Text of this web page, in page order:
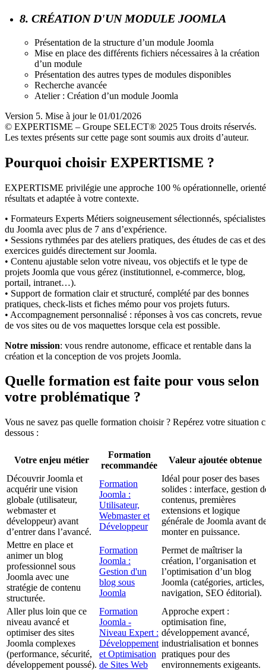
8. CRÉATION D'UN MODULE JOOMLA
Présentation de la structure d’un module Joomla
Mise en place des différents fichiers nécessaires à la création
d’un module
Présentation des autres types de modules disponibles
Recherche avancée
Atelier : Création d’un module Joomla
Version 5. Mise à jour le 01/01/2026
© EXPERTISME – Groupe SELECT® 2025 Tous droits réservés.
Les textes présents sur cette page sont soumis aux droits d’auteur.
Pourquoi choisir EXPERTISME ?
EXPERTISME privilégie une approche 100 % opérationnelle,
résultats et adaptée à votre contexte.
• Formateurs Experts Métiers soigneusement sélectionnés, spécialistes
du Joomla avec plus de 7 ans d’expérience.
• Sessions rythmées par des ateliers pratiques, des études de cas et des
exercices guidés directement sur Joomla.
• Contenu ajustable selon votre niveau, vos objectifs et le type de
projets Joomla que vous gérez (institutionnel, e-commerce, blog,
portail, intranet…).
• Support de formation clair et structuré, complété par des bonnes
pratiques, check-lists et fiches mémo pour vos projets futurs.
• Accompagnement personnalisé : réponses à vos cas concrets, revue
de vos sites ou de vos maquettes lorsque cela est possible.
Notre mission: vous rendre autonome, efficace et rentable dans la
création et la conception de vos projets Joomla.
Quelle formation est faite pour vous selon
votre problématique ?
Vous ne savez pas quelle formation choisir ? Repérez votre situation
dessous :
Votre enjeu métier
Formation
recommandée
Valeur ajoutée obtenue
Découvrir Joomla et
acquérir une vision
globale (utilisateur,
webmaster et
développeur) avant
d’entrer dans l’avancé.
Formation
Joomla :
Utilisateur,
Webmaster et
Développeur
Idéal pour poser des bases
solides : interface, gestion
contenus, premières
extensions et logique
générale de Joomla avant
monter en puissance.
Mettre en place et
animer un blog
professionnel sous
Joomla avec une
stratégie de contenu
structurée.
Formation
Joomla :
Gestion d'un
blog sous
Joomla
Permet de maîtriser la
création, l’organisation et
l’optimisation d’un blog
Joomla (catégories, articles,
navigation, SEO éditorial).
Aller plus loin que ce
niveau avancé et
optimiser des sites
Joomla complexes
(performance, sécurité,
développement poussé).
Formation
Joomla -
Niveau Expert :
Développement
et Optimisation
de Sites Web
Approche expert :
optimisation fine,
développement avancé,
industrialisation et bonnes
pratiques pour des
environnements exigeants.